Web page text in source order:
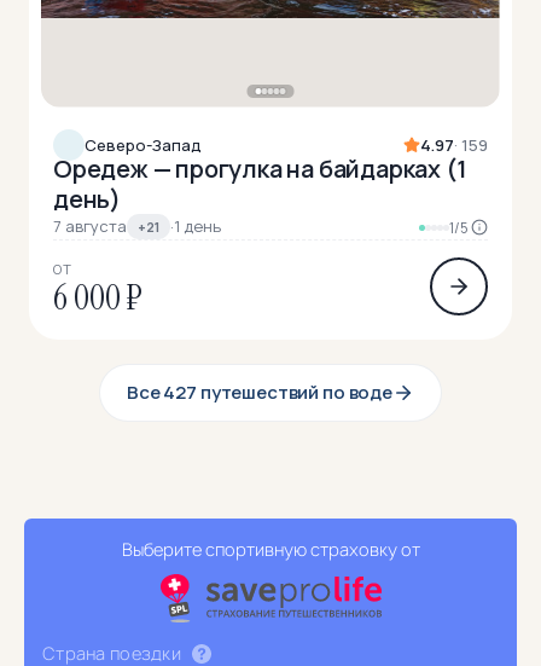
Северо-Запад 4.97· 159
Оредеж — прогулка на байдарках (1
день)
7 августа +21 ·1 день 1/5
ОТ
6 000 ₽
Все 427 путешествий по воде